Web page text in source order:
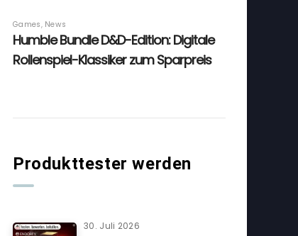
Produkttester werden
30. Juli 2026